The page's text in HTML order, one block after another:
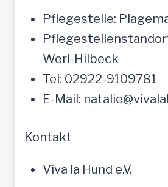
Pflegestelle:
Werl-Hilbeck
Tel: 02922-9109781
E-Mail:
Kontakt
Viva la Hund e.V.